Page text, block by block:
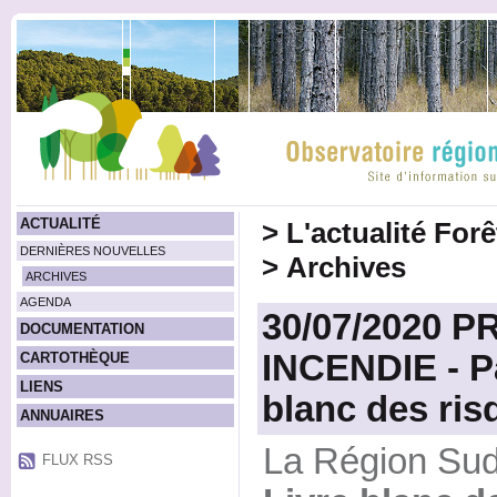
ACTUALITÉ
DERNIÈRES NOUVELLES
ARCHIVES
AGENDA
DOCUMENTATION
CARTOTHÈQUE
LIENS
ANNUAIRES
FLUX RSS
> L'actualité
> Archives
30/07/2020
INCENDIE -
blanc des
La Région